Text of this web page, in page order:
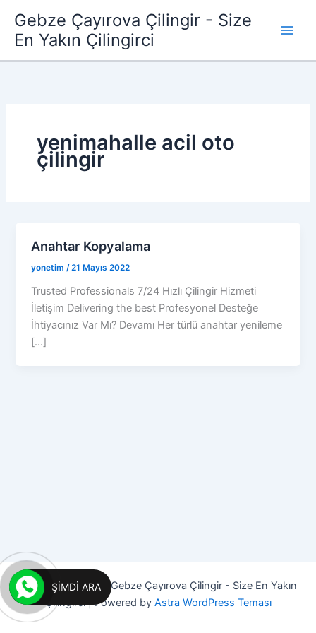
atlaGebze Çayırova Çilingir - Size
En Yakın Çilingirci
yenimahalle acil oto
çilingir
Anahtar Kopyalama
yonetim/21 Mayıs 2022
Trusted Professionals 7/24 Hızlı Çilingir Hizmeti
İletişim Delivering the best Profesyonel Desteğe
İhtiyacınız Var Mı? Devamı Her türlü anahtar yenileme
[...]
Copyright © 2026 Gebze Çayırova Çilingir - Size En Yakın
Çilingirci | Powered by Astra WordPress Teması
ŞIMDI ARA